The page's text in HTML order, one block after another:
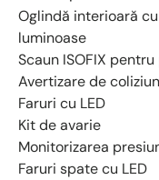
Oglindă interioară
luminoase
Scaun ISOFIX
Avertizare de
Faruri cu LED
Kit de avarie
Monitorizarea
Faruri spate cu LED